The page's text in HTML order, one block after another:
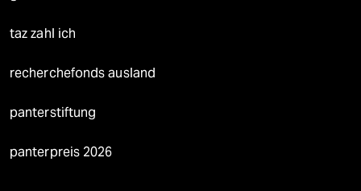
taz zahl ich
recherchefonds ausland
panterstiftung
panterpreis 2026